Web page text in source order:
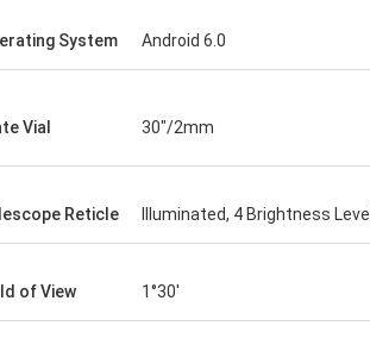
System Android 6.0
Vial 30"/2mm
Reticle Illuminated, 4 Brightness Level
of View 1°30'